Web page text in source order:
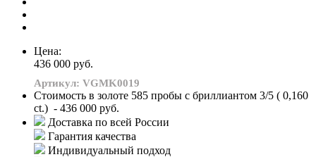
Цена:
436 000 руб.
Артикул: VGMK0019
Стоимость в золоте 585 пробы с бриллиантом 3/5 ( 0,160
ct.) - 436 000 руб.
Доставка по всей России
Гарантия качества
Индивидуальный подход